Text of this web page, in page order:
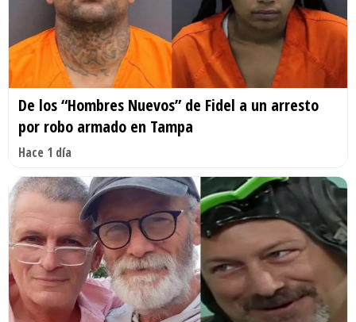
De los “Hombres Nuevos” de Fidel a un arresto
por robo armado en Tampa
Hace 1 día